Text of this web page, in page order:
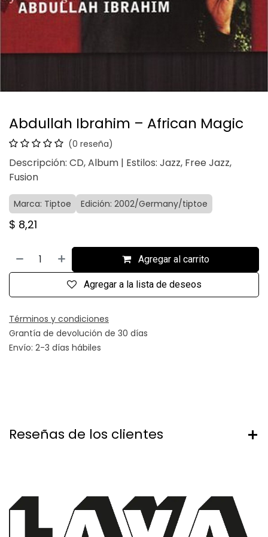
Abdullah Ibrahim – African Magic
(0 reseña)
Descripción: CD, Album | Estilos: Jazz, Free Jazz,
Fusion
Marca: Tiptoe Edición: 2002/Germany/tiptoe
$ 8,21
Agregar al carrito
Agregar a la lista de deseos
Términos y condiciones
Grantía de devolución de 30 días
Envío: 2-3 días hábiles
Reseñas de los clientes